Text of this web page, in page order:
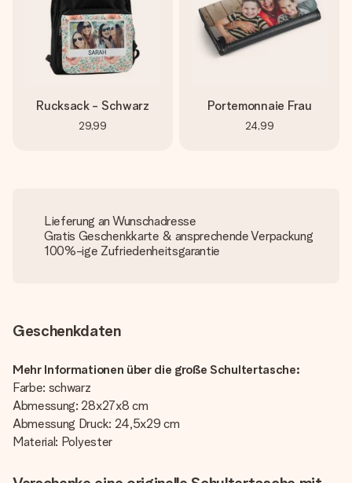
Rucksack - Schwarz
29,99
Portemonnaie Frau
24,99
Lieferung an Wunschadresse
Gratis Geschenkkarte & ansprechende Verpackung
100%-ige Zufriedenheitsgarantie
Geschenkdaten
Mehr Informationen über die große Schultertasche:
Farbe: schwarz
Abmessung: 28x27x8 cm
Abmessung Druck: 24,5x29 cm
Material: Polyester